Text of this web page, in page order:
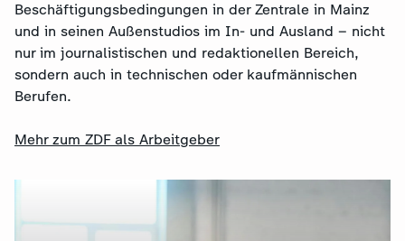
Beschäftigungsbedingungen in der Zentrale in Mainz
und in seinen Außenstudios im In- und Ausland – nicht
nur im journalistischen und redaktionellen Bereich,
sondern auch in technischen oder kaufmännischen
Berufen.
Mehr zum ZDF als Arbeitgeber